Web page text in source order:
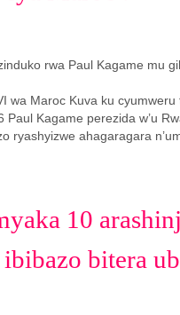
wa Maroc Kuva ku
Kagame perezida w’u
ryashyizwe ahagaragara
10
bitera